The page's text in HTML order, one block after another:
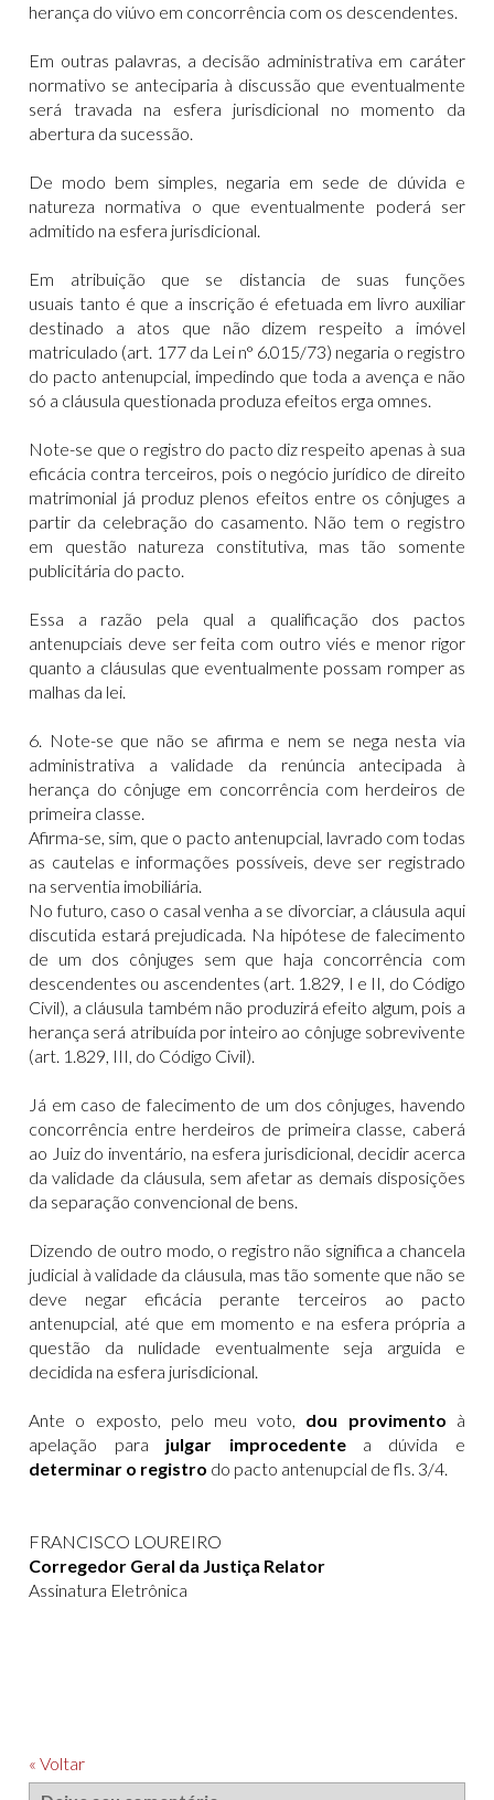
herança do viúvo em concorrência com os descendentes.
Em outras palavras, a decisão administrativa em caráter
normativo se anteciparia à discussão que eventualmente
será travada na esfera jurisdicional no momento da
abertura da sucessão.
De modo bem simples, negaria em sede de dúvida e
natureza normativa o que eventualmente poderá ser
admitido na esfera jurisdicional.
Em atribuição que se distancia de suas funções
usuais tanto é que a inscrição é efetuada em livro auxiliar
destinado a atos que não dizem respeito a imóvel
matriculado (art. 177 da Lei n° 6.015/73) negaria o registro
do pacto antenupcial, impedindo que toda a avença e não
só a cláusula questionada produza efeitos erga omnes.
Note-se que o registro do pacto diz respeito apenas à sua
eficácia contra terceiros, pois o negócio jurídico de direito
matrimonial já produz plenos efeitos entre os cônjuges a
partir da celebração do casamento. Não tem o registro
em questão natureza constitutiva, mas tão somente
publicitária do pacto.
Essa a razão pela qual a qualificação dos pactos
antenupciais deve ser feita com outro viés e menor rigor
quanto a cláusulas que eventualmente possam romper as
malhas da lei.
6. Note-se que não se afirma e nem se nega nesta via
administrativa a validade da renúncia antecipada à
herança do cônjuge em concorrência com herdeiros de
primeira classe.
Afirma-se, sim, que o pacto antenupcial, lavrado com todas
as cautelas e informações possíveis, deve ser registrado
na serventia imobiliária.
No futuro, caso o casal venha a se divorciar, a cláusula aqui
discutida estará prejudicada. Na hipótese de falecimento
de um dos cônjuges sem que haja concorrência com
descendentes ou ascendentes (art. 1.829, I e II, do Código
Civil), a cláusula também não produzirá efeito algum, pois a
herança será atribuída por inteiro ao cônjuge sobrevivente
(art. 1.829, III, do Código Civil).
Já em caso de falecimento de um dos cônjuges, havendo
concorrência entre herdeiros de primeira classe, caberá
ao Juiz do inventário, na esfera jurisdicional, decidir acerca
da validade da cláusula, sem afetar as demais disposições
da separação convencional de bens.
Dizendo de outro modo, o registro não significa a chancela
judicial à validade da cláusula, mas tão somente que não se
deve negar eficácia perante terceiros ao pacto
antenupcial, até que em momento e na esfera própria a
questão da nulidade eventualmente seja arguida e
decidida na esfera jurisdicional.
Ante o exposto, pelo meu voto, dou provimento à
apelação para julgar improcedente a dúvida e
determinar o registro do pacto antenupcial de fls. 3/4.
FRANCISCO LOUREIRO
Corregedor Geral da Justiça Relator
Assinatura Eletrônica
« Voltar